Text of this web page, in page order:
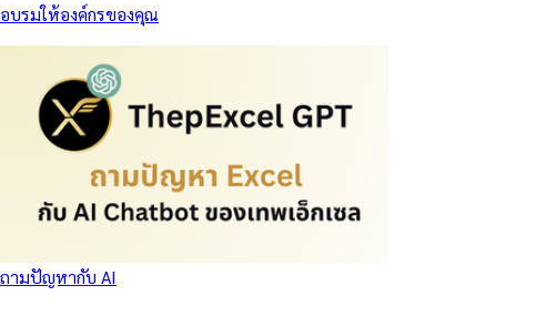
อบรมให้องค์กรของคุณ
ถามปัญหากับ AI